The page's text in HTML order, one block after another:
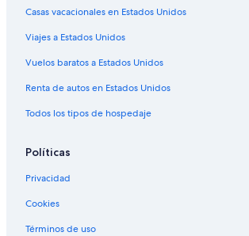
Hoteles con traslado del/al aeropuerto en
Hoteles con vista al mar en Guayaquil
Hoteles con vista en Guayaquil
Posadas en Guayaquil
Hoteles cerca de Hospital Los Ceibos
Casas vacacionales en Estados Unidos
Viajes a Estados Unidos
Vuelos baratos a Estados Unidos
Renta de autos en Estados Unidos
Todos los tipos de hospedaje
Políticas
Privacidad
Cookies
Términos de uso